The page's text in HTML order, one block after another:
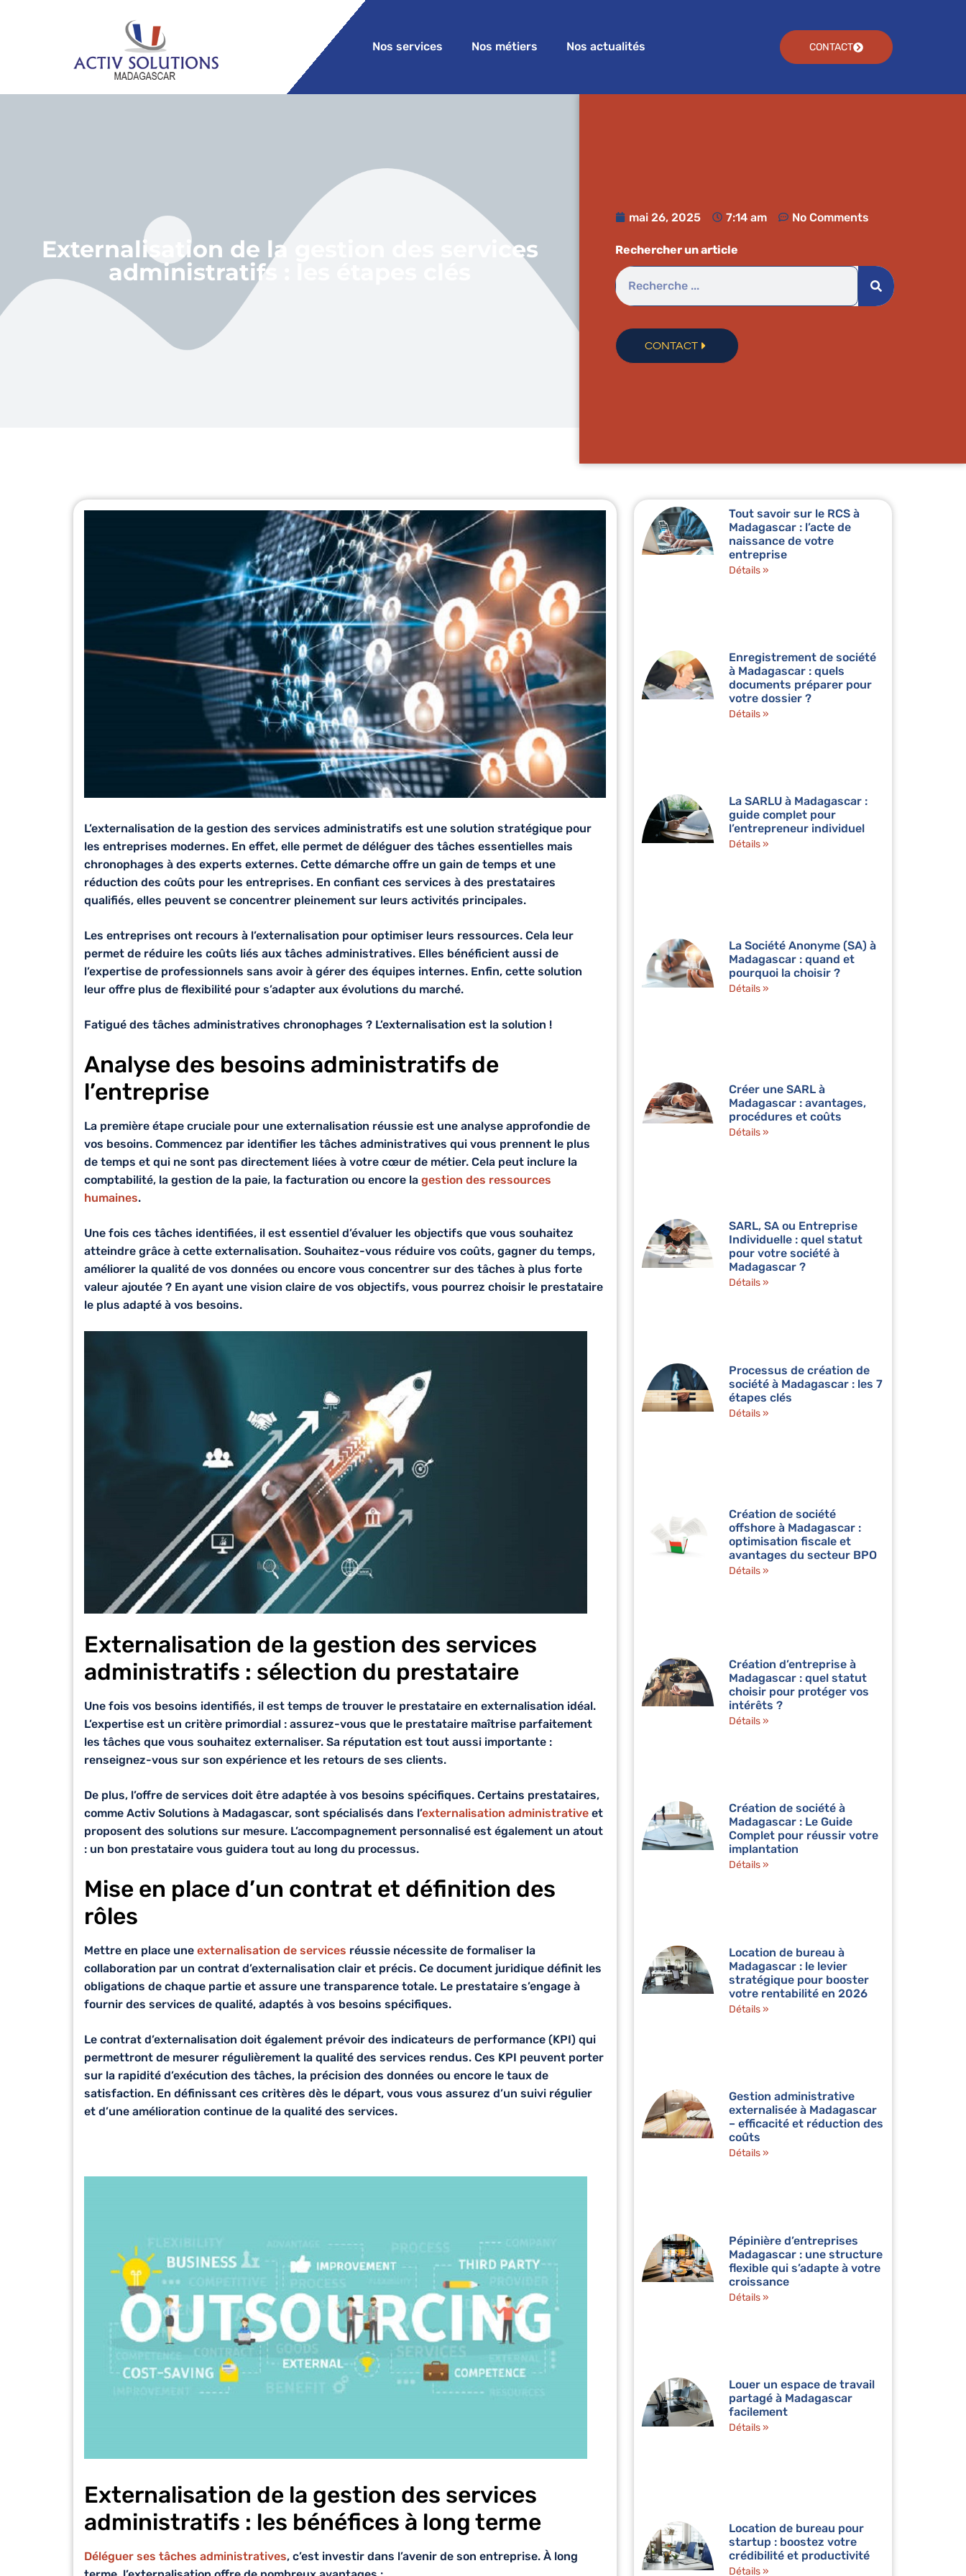
Nos services Nos métiers Nos actualités CONTACT
Externalisation de la gestion des services
administratifs : les étapes clés
mai 26, 2025 7:14 am No Comments
Rechercher un article
CONTACT
L’externalisation de la gestion des services administratifs est une solution stratégique pour
les entreprises modernes. En effet, elle permet de déléguer des tâches essentielles mais
chronophages à des experts externes. Cette démarche offre un gain de temps et une
réduction des coûts pour les entreprises. En confiant ces services à des prestataires
qualifiés, elles peuvent se concentrer pleinement sur leurs activités principales.
Les entreprises ont recours à l’externalisation pour optimiser leurs ressources. Cela leur
permet de réduire les coûts liés aux tâches administratives. Elles bénéficient aussi de
l’expertise de professionnels sans avoir à gérer des équipes internes. Enfin, cette solution
leur offre plus de flexibilité pour s’adapter aux évolutions du marché.
Fatigué des tâches administratives chronophages ? L’externalisation est la solution !
Analyse des besoins administratifs de
l’entreprise
La première étape cruciale pour une externalisation réussie est une analyse approfondie de
vos besoins. Commencez par identifier les tâches administratives qui vous prennent le plus
de temps et qui ne sont pas directement liées à votre cœur de métier. Cela peut inclure la
comptabilité, la gestion de la paie, la facturation ou encore la gestion des ressources
humaines.
Une fois ces tâches identifiées, il est essentiel d’évaluer les objectifs que vous souhaitez
atteindre grâce à cette externalisation. Souhaitez-vous réduire vos coûts, gagner du temps,
améliorer la qualité de vos données ou encore vous concentrer sur des tâches à plus forte
valeur ajoutée ? En ayant une vision claire de vos objectifs, vous pourrez choisir le prestataire
le plus adapté à vos besoins.
Externalisation de la gestion des services
administratifs : sélection du prestataire
Une fois vos besoins identifiés, il est temps de trouver le prestataire en externalisation idéal.
L’expertise est un critère primordial : assurez-vous que le prestataire maîtrise parfaitement
les tâches que vous souhaitez externaliser. Sa réputation est tout aussi importante :
renseignez-vous sur son expérience et les retours de ses clients.
De plus, l’offre de services doit être adaptée à vos besoins spécifiques. Certains prestataires,
comme Activ Solutions à Madagascar, sont spécialisés dans l’externalisation administrative et
proposent des solutions sur mesure. L’accompagnement personnalisé est également un atout
: un bon prestataire vous guidera tout au long du processus.
Mise en place d’un contrat et définition des
rôles
Mettre en place une externalisation de services réussie nécessite de formaliser la
collaboration par un contrat d’externalisation clair et précis. Ce document juridique définit les
obligations de chaque partie et assure une transparence totale. Le prestataire s’engage à
fournir des services de qualité, adaptés à vos besoins spécifiques.
Le contrat d’externalisation doit également prévoir des indicateurs de performance (KPI) qui
permettront de mesurer régulièrement la qualité des services rendus. Ces KPI peuvent porter
sur la rapidité d’exécution des tâches, la précision des données ou encore le taux de
satisfaction. En définissant ces critères dès le départ, vous vous assurez d’un suivi régulier
et d’une amélioration continue de la qualité des services.
Externalisation de la gestion des services
administratifs : les bénéfices à long terme
Déléguer ses tâches administratives, c’est investir dans l’avenir de son entreprise. À long
Tout savoir sur le RCS à
Madagascar : l’acte de
naissance de votre
entreprise
Détails »
Enregistrement de société
à Madagascar : quels
documents préparer pour
votre dossier ?
Détails »
La SARLU à Madagascar :
guide complet pour
l’entrepreneur individuel
Détails »
La Société Anonyme (SA) à
Madagascar : quand et
pourquoi la choisir ?
Détails »
Créer une SARL à
Madagascar : avantages,
procédures et coûts
Détails »
SARL, SA ou Entreprise
Individuelle : quel statut
pour votre société à
Madagascar ?
Détails »
Processus de création de
société à Madagascar : les 7
étapes clés
Détails »
Création de société
offshore à Madagascar :
optimisation fiscale et
avantages du secteur BPO
Détails »
Création d’entreprise à
Madagascar : quel statut
choisir pour protéger vos
intérêts ?
Détails »
Création de société à
Madagascar : Le Guide
Complet pour réussir votre
implantation
Détails »
Location de bureau à
Madagascar : le levier
stratégique pour booster
votre rentabilité en 2026
Détails »
Gestion administrative
externalisée à Madagascar
– efficacité et réduction des
coûts
Détails »
Pépinière d’entreprises
Madagascar : une structure
flexible qui s’adapte à votre
croissance
Détails »
Louer un espace de travail
partagé à Madagascar
facilement
Détails »
Location de bureau pour
startup : boostez votre
crédibilité et productivité
Détails »